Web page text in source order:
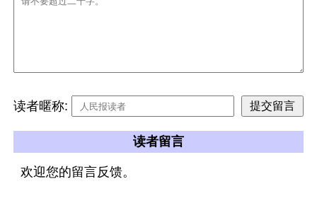
读者暱称:
读者留言
欢迎您的留言反馈。